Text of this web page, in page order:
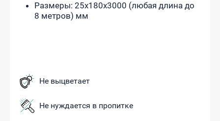
Размеры: 25х180х3000 (любая длина до
8 метров) мм
Не выцветает
Не нуждается в пропитке